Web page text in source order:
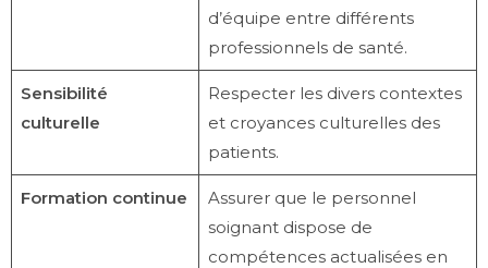
d’équipe entre différents
professionnels de santé.
Sensibilité
culturelle
Respecter les divers contextes
et croyances culturelles des
patients.
Formation continue
Assurer que le personnel
soignant dispose de
compétences actualisées en